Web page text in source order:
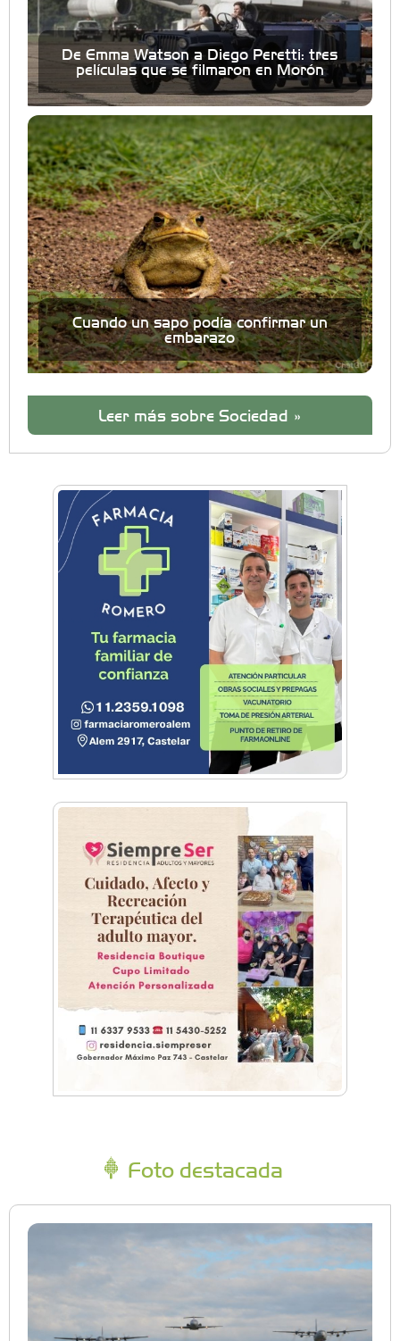
De Emma Watson a Diego Peretti: tres
películas que se filmaron en Morón
Cuando un sapo podía confirmar un
embarazo
Leer más sobre Sociedad »
Foto destacada